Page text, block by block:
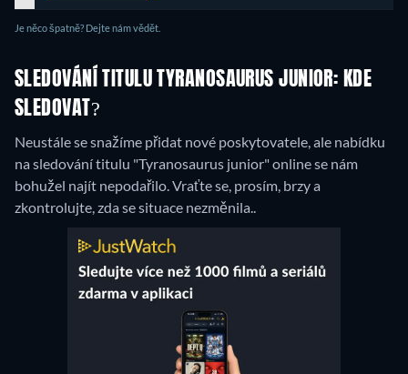
Je něco špatně? Dejte nám vědět.
SLEDOVÁNÍ TITULU TYRANOSAURUS JUNIOR: KDE
SLEDOVAT?
Neustále se snažíme přidat nové poskytovatele, ale nabídku
na sledování titulu "Tyranosaurus junior" online se nám
bohužel najít nepodařilo. Vraťte se, prosím, brzy a
zkontrolujte, zda se situace nezměnila..